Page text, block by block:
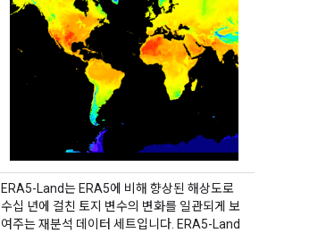
ERA5-Land는 ERA5에 비해 향상된 해상도로
수십 년에 걸친 토지 변수의 변화를 일관되게 보
여주는 재분석 데이터 세트입니다. ERA5-Land